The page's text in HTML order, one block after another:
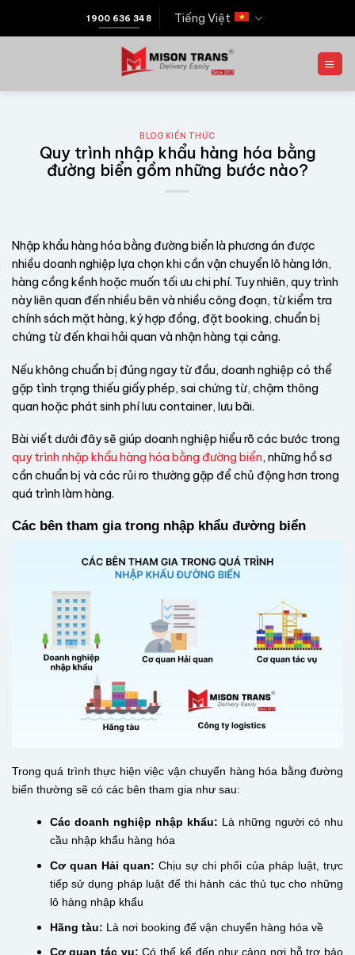
1900 636 348 Tiếng Việt
BLOG KIẾN THỨC
Quy trình nhập khẩu hàng hóa bằng
đường biển gồm những bước nào?
Nhập khẩu hàng hóa bằng đường biển là phương án được
nhiều doanh nghiệp lựa chọn khi cần vận chuyển lô hàng lớn,
hàng cồng kềnh hoặc muốn tối ưu chi phí. Tuy nhiên, quy trình
này liên quan đến nhiều bên và nhiều công đoạn, từ kiểm tra
chính sách mặt hàng, ký hợp đồng, đặt booking, chuẩn bị
chứng từ đến khai hải quan và nhận hàng tại cảng.
Nếu không chuẩn bị đúng ngay từ đầu, doanh nghiệp có thể
gặp tình trạng thiếu giấy phép, sai chứng từ, chậm thông
quan hoặc phát sinh phí lưu container, lưu bãi.
Bài viết dưới đây sẽ giúp doanh nghiệp hiểu rõ các bước trong
quy trình nhập khẩu hàng hóa bằng đường biển, những hồ sơ
cần chuẩn bị và các rủi ro thường gặp để chủ động hơn trong
quá trình làm hàng.
Các bên tham gia trong nhập khẩu đường biển
Trong quá trình thực hiện việc vận chuyển hàng hóa bằng đường
biển thường sẽ có các bên tham gia như sau:
Các doanh nghiệp nhập khẩu: Là những người có nhu
cầu nhập khẩu hàng hóa
Cơ quan Hải quan:Chịu sự chi phối của pháp luật, trực
tiếp sử dụng pháp luật để thi hành các thủ tục cho những
lô hàng nhập khẩu
Hãng tàu: Là nơi booking để vận chuyển hàng hóa về
Cơ quan tác vụ: Có thể kể đến như cảng nơi hỗ trợ bảo